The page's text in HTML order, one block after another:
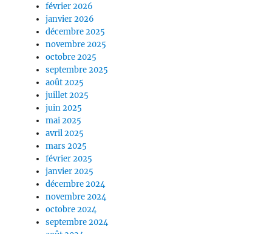
février 2026
janvier 2026
décembre 2025
novembre 2025
octobre 2025
septembre 2025
août 2025
juillet 2025
juin 2025
mai 2025
avril 2025
mars 2025
février 2025
janvier 2025
décembre 2024
novembre 2024
octobre 2024
septembre 2024